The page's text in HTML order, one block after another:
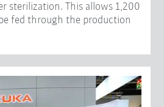
sterilization. This allows 1,200
fed through the production